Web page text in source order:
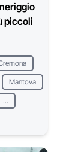
piccoli
Mantova
...